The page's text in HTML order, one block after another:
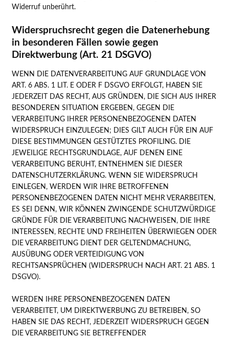
Widerruf unberührt.
Widerspruchsrecht gegen die Datenerhebung
in besonderen Fällen sowie gegen
Direktwerbung (Art. 21 DSGVO)
WENN DIE DATENVERARBEITUNG AUF GRUNDLAGE VON
ART. 6 ABS. 1 LIT. E ODER F DSGVO ERFOLGT, HABEN SIE
JEDERZEIT DAS RECHT, AUS GRÜNDEN, DIE SICH AUS IHRER
BESONDEREN SITUATION ERGEBEN, GEGEN DIE
VERARBEITUNG IHRER PERSONENBEZOGENEN DATEN
WIDERSPRUCH EINZULEGEN; DIES GILT AUCH FÜR EIN AUF
DIESE BESTIMMUNGEN GESTÜTZTES PROFILING. DIE
JEWEILIGE RECHTSGRUNDLAGE, AUF DENEN EINE
VERARBEITUNG BERUHT, ENTNEHMEN SIE DIESER
DATENSCHUTZERKLÄRUNG. WENN SIE WIDERSPRUCH
EINLEGEN, WERDEN WIR IHRE BETROFFENEN
PERSONENBEZOGENEN DATEN NICHT MEHR VERARBEITEN,
ES SEI DENN, WIR KÖNNEN ZWINGENDE SCHUTZWÜRDIGE
GRÜNDE FÜR DIE VERARBEITUNG NACHWEISEN, DIE IHRE
INTERESSEN, RECHTE UND FREIHEITEN ÜBERWIEGEN ODER
DIE VERARBEITUNG DIENT DER GELTENDMACHUNG,
AUSÜBUNG ODER VERTEIDIGUNG VON
RECHTSANSPRÜCHEN (WIDERSPRUCH NACH ART. 21 ABS. 1
DSGVO).
WERDEN IHRE PERSONENBEZOGENEN DATEN
VERARBEITET, UM DIREKTWERBUNG ZU BETREIBEN, SO
HABEN SIE DAS RECHT, JEDERZEIT WIDERSPRUCH GEGEN
DIE VERARBEITUNG SIE BETREFFENDER